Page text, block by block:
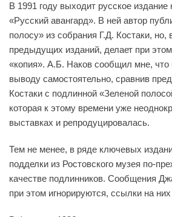
В 1991 году выходит русское издание
«Русский авангард». В ней автор
полосу» из собрания Г.Д. Костаки, но,
предыдущих изданий, делает при
«копия». А.Б. Наков сообщил мне, что
выводу самостоятельно, сравнив
Костаки с подлинной «Зеленой
которая к этому времени уже
выставках и репродуцировалась.
Тем не менее, в ряде ключевых
подделки из Ростовского музея по-
качестве подлинников. Сообщения
при этом игнорируются, ссылки на